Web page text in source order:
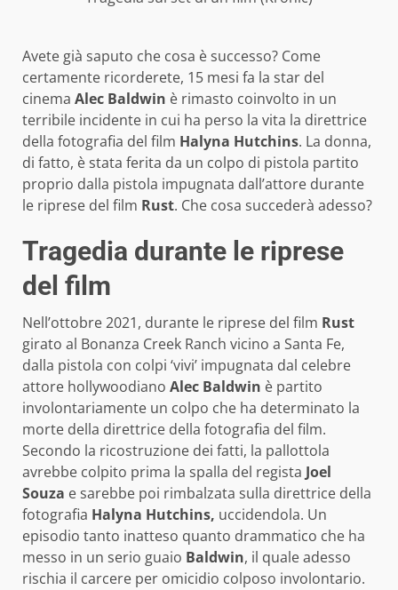
Avete già saputo che cosa è successo? Come
certamente ricorderete, 15 mesi fa la star del
cinema Alec Baldwin è rimasto coinvolto in un
terribile incidente in cui ha perso la vita la direttrice
della fotografia del film Halyna Hutchins. La donna,
di fatto, è stata ferita da un colpo di pistola partito
proprio dalla pistola impugnata dall’attore durante
le riprese del film Rust. Che cosa succederà adesso?
Tragedia durante le riprese
del film
Nell’ottobre 2021, durante le riprese del film Rust
girato al Bonanza Creek Ranch vicino a Santa Fe,
dalla pistola con colpi ‘vivi’ impugnata dal celebre
attore hollywoodiano Alec Baldwin è partito
involontariamente un colpo che ha determinato la
morte della direttrice della fotografia del film.
Secondo la ricostruzione dei fatti, la pallottola
avrebbe colpito prima la spalla del regista Joel
Souza e sarebbe poi rimbalzata sulla direttrice della
fotografia Halyna Hutchins, uccidendola. Un
episodio tanto inatteso quanto drammatico che ha
messo in un serio guaio Baldwin, il quale adesso
rischia il carcere per omicidio colposo involontario.